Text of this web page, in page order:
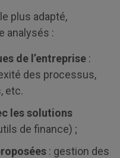
plus adapté,
analysés :
de l’entreprise :
des processus,
etc.
les solutions
de finance) ;
: gestion des